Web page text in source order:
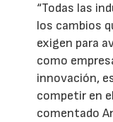
“Todas las
los cambios
exigen para
como
innovación,
competir en
comentado